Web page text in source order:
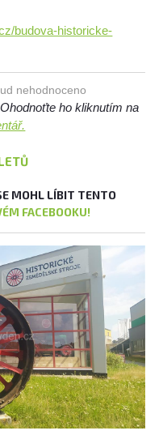
budova-historicke-
nehodnoceno
ho kliknutím na
MOHL LÍBIT TENTO
FACEBOOKU!